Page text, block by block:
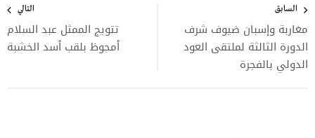
المقالات
السابق
مغاربة وإسبان ضيوف شرف
الدورة الثالثة لملتقى العود
الدولي بالفجرة
التالي
تتويج الممثل عبد السلام
أمجوظ بلقب أسد الخشبة